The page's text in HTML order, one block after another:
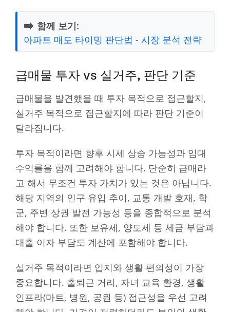
➡️ 함께 보기:
아파트 매도 타이밍 판단법 - 시장 분석 전략
급매물 투자 vs 실거주, 판단 기준
급매물을 발견했을 때 투자 목적으로 접근할지,
실거주 목적으로 접근할지에 따라 판단 기준이
달라집니다.
투자 목적이라면 향후 시세 상승 가능성과 임대
수익률을 함께 고려해야 합니다. 단순히 급매라
고 해서 무조건 투자 가치가 있는 것은 아닙니다.
해당 지역의 인구 유입 추이, 교통 개발 호재, 학
군, 주변 상권 발전 가능성 등을 종합적으로 분석
해야 합니다. 또한 보유세, 양도세 등 세금 부담과
대출 이자 부담도 계산에 포함해야 합니다.
실거주 목적이라면 입지와 생활 편의성이 가장
중요합니다. 출퇴근 거리, 자녀 교육 환경, 생활
인프라(마트, 병원, 공원 등) 접근성을 우선 고려